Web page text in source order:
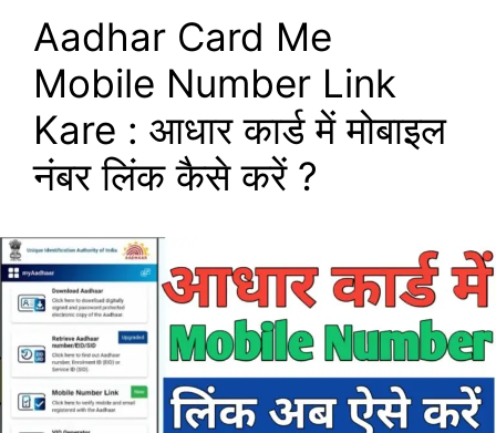
Aadhar Card Me
Mobile Number Link
Kare : आधार कार्ड में मोबाइल
नंबर लिंक कैसे करें ?